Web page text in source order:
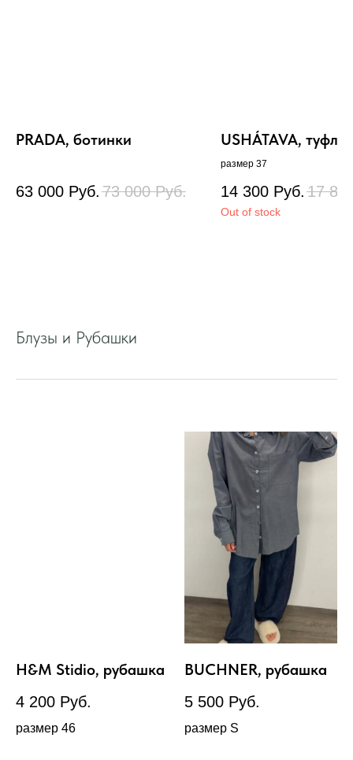
PRADA, ботинки
63 000 Руб. 73 000 Руб.
USHÁTAVA, туфли
размер 37
14 300 Руб. 17
Out of stock
Блузы и Рубашки
H&M Stidio, рубашка
4 200 Руб.
размер 46
BUCHNER, рубашка
5 500 Руб.
размер S